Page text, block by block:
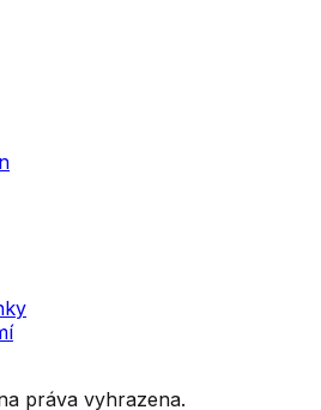
práva vyhrazena.